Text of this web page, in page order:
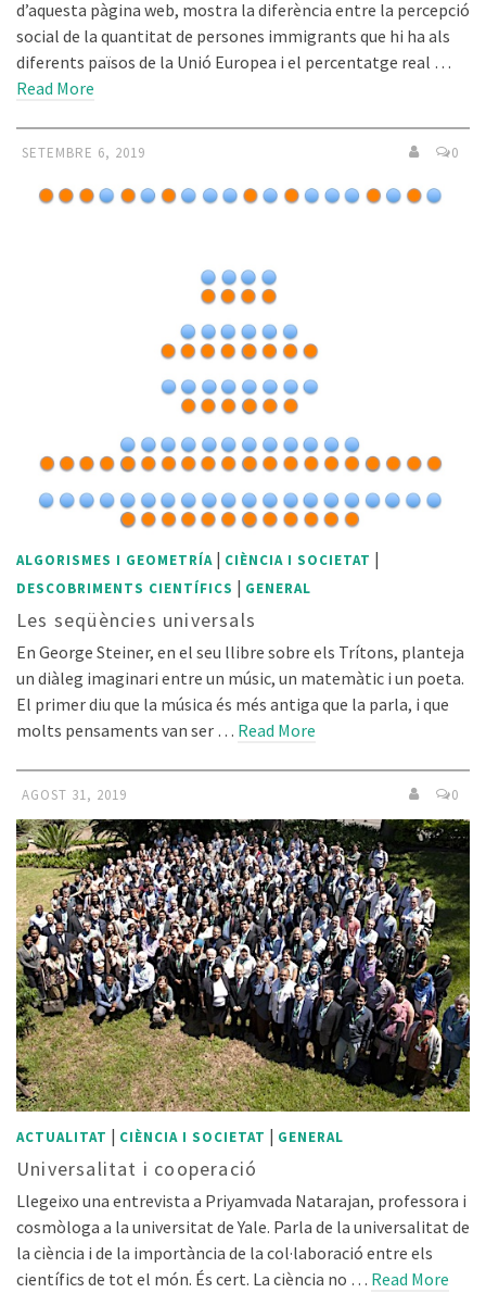
d’aquesta pàgina web, mostra la diferència entre la percepció
social de la quantitat de persones immigrants que hi ha als
diferents països de la Unió Europea i el percentatge real …
Read More
SETEMBRE 6, 2019 0
ALGORISMES I GEOMETRÍA | CIÈNCIA I SOCIETAT |
DESCOBRIMENTS CIENTÍFICS | GENERAL
Les seqüències universals
En George Steiner, en el seu llibre sobre els Trítons, planteja
un diàleg imaginari entre un músic, un matemàtic i un poeta.
El primer diu que la música és més antiga que la parla, i que
molts pensaments van ser … Read More
AGOST 31, 2019 0
ACTUALITAT | CIÈNCIA I SOCIETAT | GENERAL
Universalitat i cooperació
Llegeixo una entrevista a Priyamvada Natarajan, professora i
cosmòloga a la universitat de Yale. Parla de la universalitat de
la ciència i de la importància de la col·laboració entre els
científics de tot el món. És cert. La ciència no … Read More